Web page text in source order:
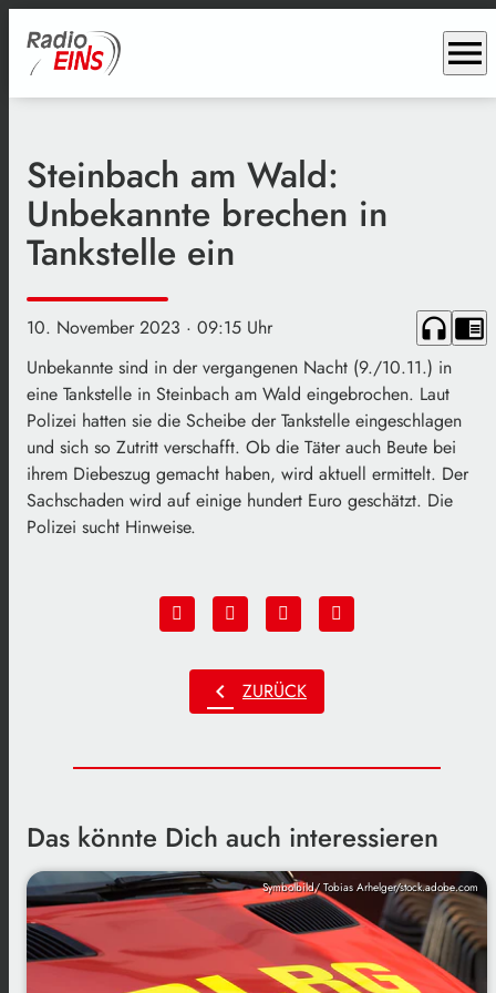
menu
Steinbach am Wald:
Unbekannte brechen in
Tankstelle ein
10. November 2023 · 09:15 Uhr headphones chrome_reader_mode
Unbekannte sind in der vergangenen Nacht (9./10.11.) in
eine Tankstelle in Steinbach am Wald eingebrochen. Laut
Polizei hatten sie die Scheibe der Tankstelle eingeschlagen
und sich so Zutritt verschafft. Ob die Täter auch Beute bei
ihrem Diebeszug gemacht haben, wird aktuell ermittelt. Der
Sachschaden wird auf einige hundert Euro geschätzt. Die
Polizei sucht Hinweise.
chevron_left ZURÜCK
Das könnte Dich auch interessieren
Symbolbild/ Tobias Arhelger/stock.adobe.com